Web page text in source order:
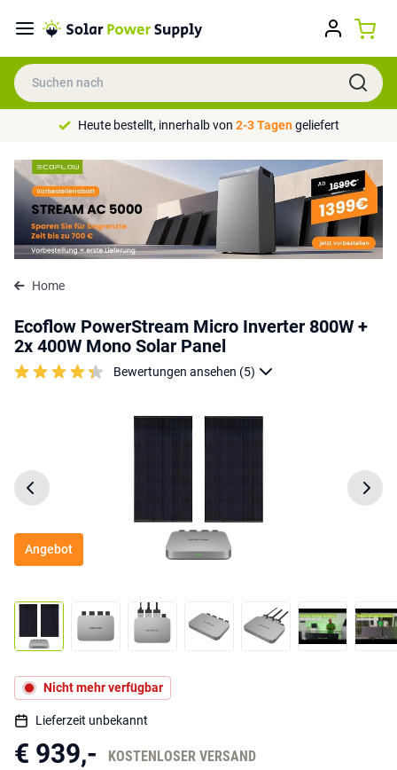
Heute bestellt, innerhalb von 2-3 Tagengeliefert
Home
Ecoflow PowerStream Micro Inverter 800W +
2x 400W Mono Solar Panel
Bewertungen ansehen (5)
Angebot
Nicht mehr verfügbar
Lieferzeit unbekannt
€ 939,- KOSTENLOSER VERSAND